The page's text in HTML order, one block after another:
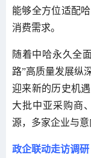
能够全方位适配
消费需求。
随着中哈永久全
路”高质量发展纵
迎来新的历史机
大批中亚采购商
源，多家企业与意
政企联动走访调